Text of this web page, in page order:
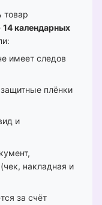
товар
14 календарных
имеет следов
плёнки
и
накладная и
за счёт